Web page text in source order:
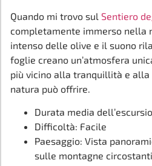
Quando mi trovo sul Sentiero
completamente immerso nella
intenso delle olive e il suono
foglie creano un’atmosfera
più vicino alla tranquillità e alla
natura può offrire.
Durata media
Difficoltà: Facile
Paesaggio: Vista
sulle montagne circostanti